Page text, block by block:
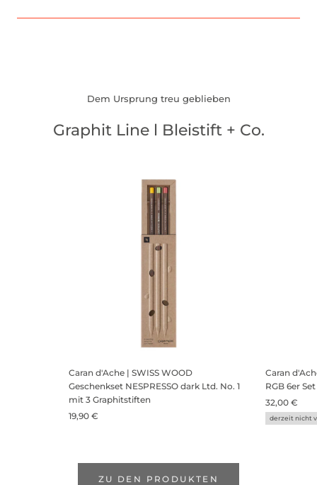
Dem Ursprung treu geblieben
Graphit Line l Bleistift + Co.
Caran d'Ache | SWISS WOOD
Geschenkset NESPRESSO dark Ltd. No. 1
mit 3 Graphitstiften
19,90 €
Caran
RGB 6er Set
32,00 €
derzeit nicht
ZU DEN PRODUKTEN